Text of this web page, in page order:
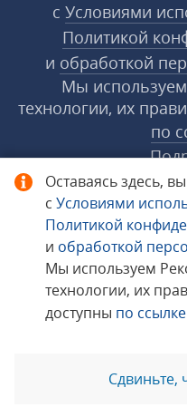
Оставаясь здесь,
с Условиями
Политикой
и обработкой
Мы используем
технологии, их
доступны по ссылке
Сдвиньте,
с Условиями
Политикой
и обработкой
Мы
технологии, их
по
© 1998−2026